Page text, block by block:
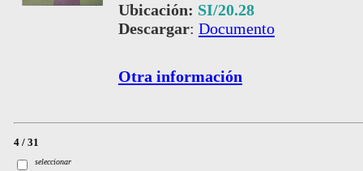
Ubicación: SI/20.28
Descargar: Documento
Otra información
4 / 31
seleccionar